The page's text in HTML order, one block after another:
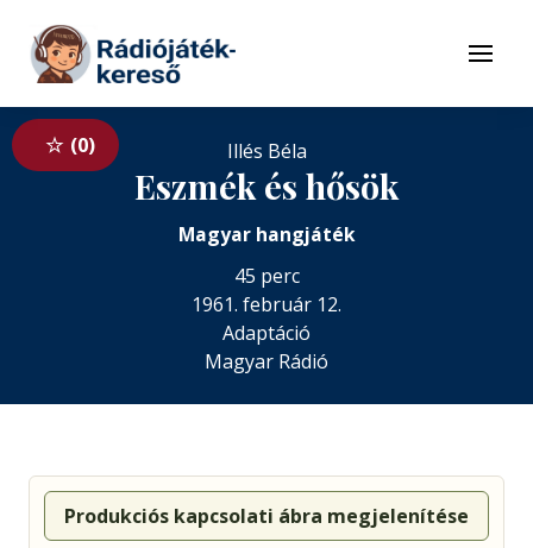
Tovább a tartalomhoz
Menü
0 Illés Béla
Eszmék és hősök
Magyar hangjáték
45 perc
1961. február 12.
Adaptáció
Magyar Rádió
Produkciós kapcsolati ábra megjelenítése